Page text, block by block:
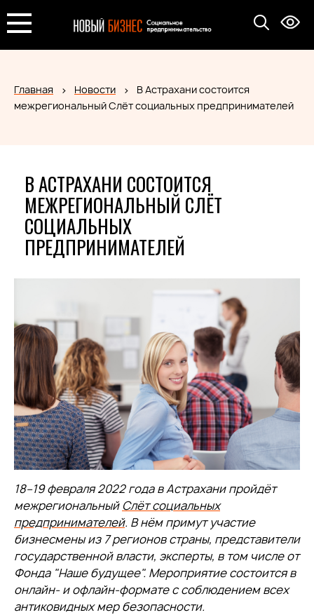
Главная Новости
В Астрахани состоится
межрегиональный Слёт социальных предпринимателей
В АСТРАХАНИ СОСТОИТСЯ
МЕЖРЕГИОНАЛЬНЫЙ СЛЁТ
СОЦИАЛЬНЫХ
ПРЕДПРИНИМАТЕЛЕЙ
18–19 февраля 2022 года в Астрахани пройдёт
межрегиональный Слёт социальных
предпринимателей. В нём примут участие
бизнесмены из 7 регионов страны, представители
государственной власти, эксперты, в том числе от
Фонда "Наше будущее". Мероприятие состоится в
онлайн- и офлайн-формате с соблюдением всех
антиковидных мер безопасности.